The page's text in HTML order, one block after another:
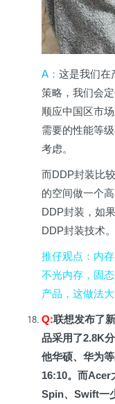
A ： 这是我们在
策略，我们会
顺应中国区市
需要的性能等
考虑。
而DDP封装比
的空间做一个
DDP封装，如
DDP封装技术。
推仔观点 ：内
不光内存，固
产品，这做法
Q:联想发布了
品采用了2.8K
他华硕、华为
16:10。而Acer
Spin、Swift一